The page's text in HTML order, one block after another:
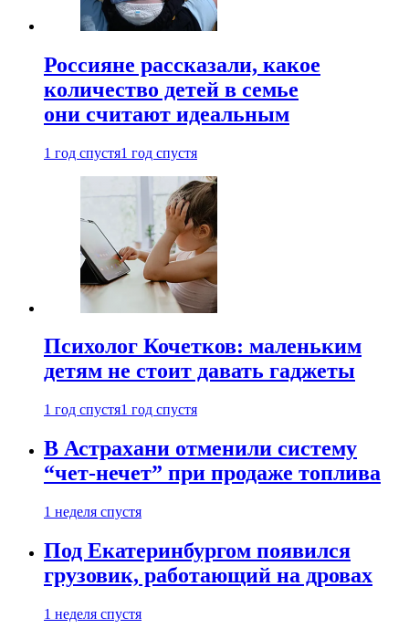
Россияне рассказали, какое
количество детей в семье
они считают идеальным
1 год спустя1 год спустя
Психолог Кочетков: маленьким
детям не стоит давать гаджеты
1 год спустя1 год спустя
В Астрахани отменили систему
“чет-нечет” при продаже топлива
1 неделя спустя
Под Екатеринбургом появился
грузовик, работающий на дровах
1 неделя спустя